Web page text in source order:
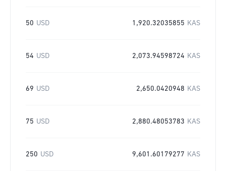
50 USD 1,920.32035855 KAS
54 USD 2,073.94598724 KAS
69 USD 2,650.0420948 KAS
75 USD 2,880.48053783 KAS
250 USD 9,601.60179277 KAS